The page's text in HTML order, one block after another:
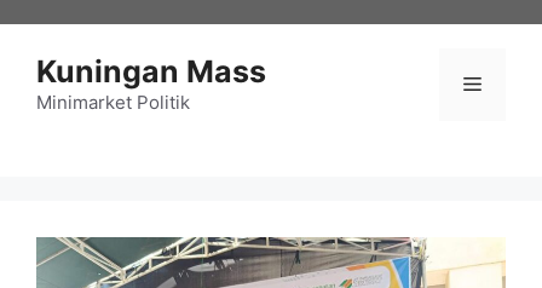
Kuningan Mass
Minimarket Politik
Menu